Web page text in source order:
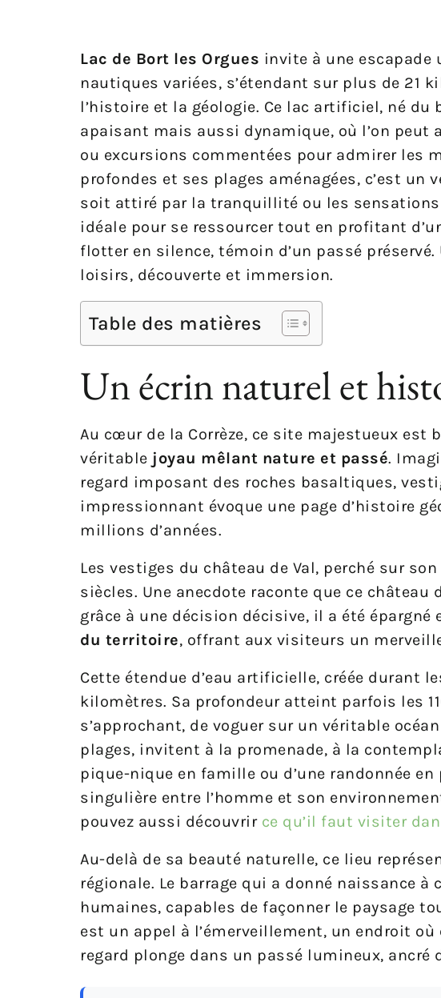
Lac de Bort les Orgues invite à une
nautiques variées, s’étendant sur plus de 21
l’histoire et la géologie. Ce lac artificiel, né
apaisant mais aussi dynamique, où l’on peut
ou excursions commentées pour admirer les
profondes et ses plages aménagées, c’est un
soit attiré par la tranquillité ou les sensations
idéale pour se ressourcer tout en profitant
flotter en silence, témoin d’un passé
loisirs, découverte et immersion.
Table des matières
Un écrin naturel et
Au cœur de la Corrèze, ce site majestueux est
véritable joyau mêlant nature et passé.
regard imposant des roches basaltiques,
impressionnant évoque une page d’histoire
millions d’années.
Les vestiges du château de Val, perché sur
siècles. Une anecdote raconte que ce
grâce à une décision décisive, il a été épargné
du territoire, offrant aux visiteurs un
Cette étendue d’eau artificielle, créée durant
kilomètres. Sa profondeur atteint parfois les
s’approchant, de voguer sur un véritable
plages, invitent à la promenade, à la
pique-nique en famille ou d’une randonnée
singulière entre l’homme et son
pouvez aussi découvrir ce qu’il faut visiter
Au-delà de sa beauté naturelle, ce lieu
régionale. Le barrage qui a donné naissance
humaines, capables de façonner le paysage
est un appel à l’émerveillement, un endroit
regard plonge dans un passé lumineux, ancré